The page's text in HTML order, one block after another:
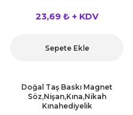
23,69 ₺ + KDV
Sepete Ekle
Doğal Taş Baskı Magnet
Söz,Nişan,Kına,Nikah
Kınahediyelik